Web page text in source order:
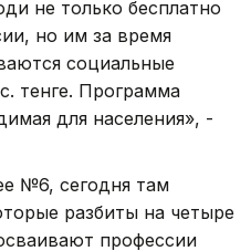
не только бесплатно
но им за время
социальные
тенге. Программа
для населения», -
№6, сегодня там
разбиты на четыре
профессии